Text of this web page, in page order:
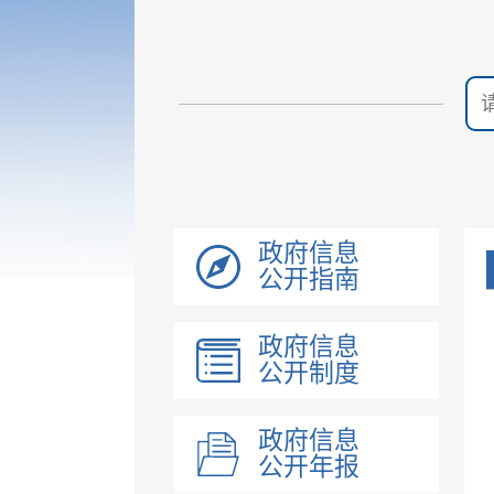
政府信息
公开指南
政府信息
公开制度
政府信息
公开年报